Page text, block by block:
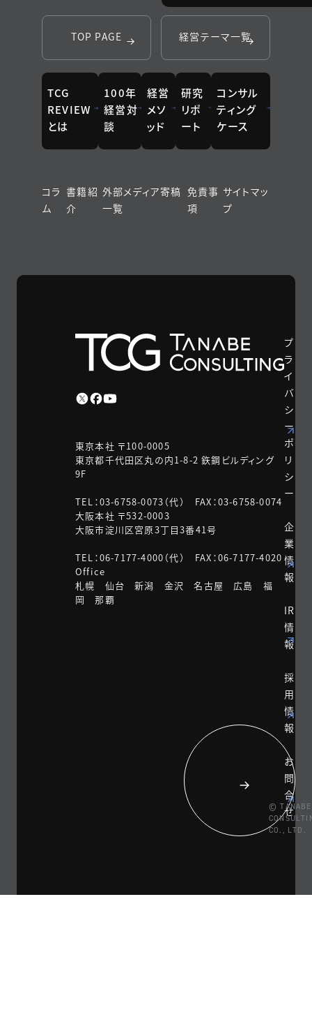
TOP PAGE 経営テーマ一覧
TCG
REVIEW
とは
100年
経営対
談
経営
メソ
ッド
研究
リポ
ート
コンサル
ティング
ケース
コラ
ム
書籍紹
介
外部メディア寄稿
一覧
免責事
項
サイトマッ
プ
東京本社 〒100-0005
東京都千代田区丸の内1-8-2 鉃鋼ビルディング
9F
TEL：03-6758-0073（代） FAX：03-6758-0074
大阪本社 〒532-0003
大阪市淀川区宮原3丁目3番41号
TEL：06-7177-4000（代） FAX：06-7177-4020
Office
札幌 仙台 新潟 金沢 名古屋 広島 福
岡 那覇
プ
ラ
イ
バ
シ
ー
ポ
リ
シ
ー
企
業
情
報
IR
情
報
採
用
情
報
お
問
合
せ
© TANABE
CO., LTD.